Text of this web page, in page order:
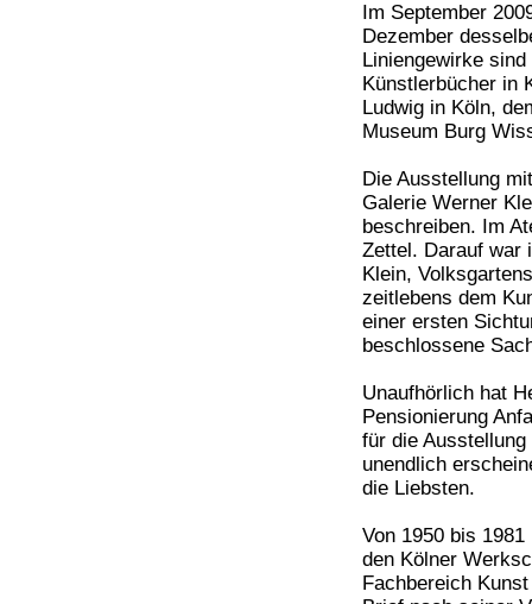
Im September
Dezember
Liniengewirke
Künstlerbücher in
Ludwig in Köln,
Museum Burg
Die Ausstellung
Galerie Werner
beschreiben. Im
Zettel. Darauf war
Klein,
zeitlebens dem
einer ersten
beschlossene
Unaufhörlich hat
Pensionierung
für die
unendlich
die Liebsten.
Von 1950 bis
den Kölner
Fachbereich